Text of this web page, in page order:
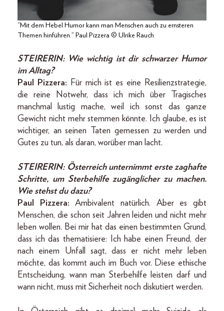
“Mit dem Hebel Humor kann man Menschen auch zu ernsteren
Themen hinführen.” Paul Pizzera © Ulrike Rauch
STEIRERIN: Wie wichtig ist dir schwarzer Humor
im Alltag?
Paul Pizzera:
Für mich ist es eine Resilienzstrategie,
die reine Notwehr, dass ich mich über Tragisches
manchmal lustig mache, weil ich sonst das ganze
Gewicht nicht mehr stemmen könnte. Ich glaube, es ist
wichtiger, an seinen Taten gemessen zu werden und
Gutes zu tun, als daran, worüber man lacht.
STEIRERIN: Österreich unternimmt erste zaghafte
Schritte, um Sterbehilfe zugänglicher zu machen.
Wie stehst du dazu?
Paul Pizzera:Ambivalent natürlich. Aber es gibt
Menschen, die schon seit Jahren leiden und nicht mehr
leben wollen. Bei mir hat das einen bestimmten Grund,
dass ich das thematisiere: Ich habe einen Freund, der
nach einem Unfall sagt, dass er nicht mehr leben
möchte, das kommt auch im Buch vor. Diese ethische
Entscheidung, wann man Sterbehilfe leisten darf und
wann nicht, muss mit Sicherheit noch diskutiert werden.